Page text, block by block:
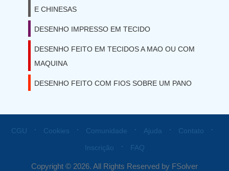
E CHINESAS
DESENHO IMPRESSO EM TECIDO
DESENHO FEITO EM TECIDOS A MAO OU COM
MAQUINA
DESENHO FEITO COM FIOS SOBRE UM PANO
CGU ⋅ Cookies ⋅ Comunidade ⋅ Ajuda ⋅ Contato ⋅
Inscrição ⋅ FAQ
Copyright © 2026. All Rights Reserved by FSolver